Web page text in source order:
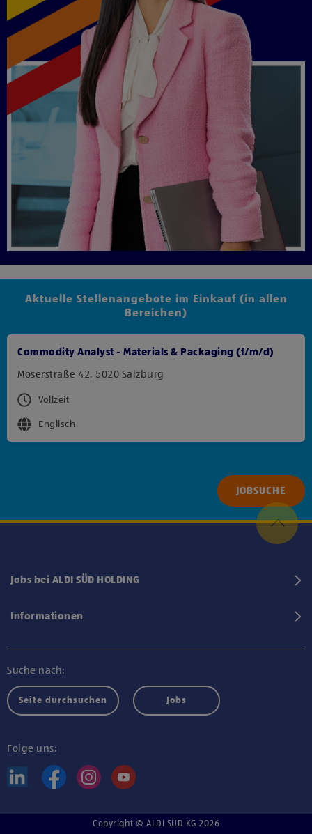
Aktuelle Stellenangebote im Einkauf (in allen
Bereichen)
Commodity Analyst - Materials & Packaging (f/m/d)
Moserstraße 42, 5020 Salzburg
Vollzeit
Englisch
JOBSUCHE
Jobs bei ALDI SÜD HOLDING
Informationen
Suche nach:
Seite durchsuchen Jobs
Folge uns:
Copyright © ALDI SÜD KG 2026